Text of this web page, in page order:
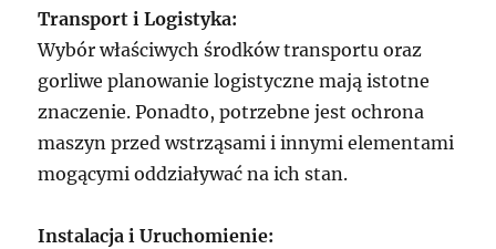
Transport i Logistyka:
Wybór właściwych środków transportu oraz
gorliwe planowanie logistyczne mają istotne
znaczenie. Ponadto, potrzebne jest ochrona
maszyn przed wstrząsami i innymi elementami
mogącymi oddziaływać na ich stan.
Instalacja i Uruchomienie: